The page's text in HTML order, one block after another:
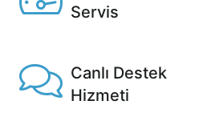
Servis
Canlı Destek
Hizmeti